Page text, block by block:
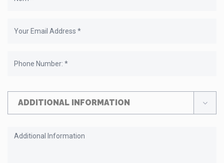
ADDITIONAL INFORMATION